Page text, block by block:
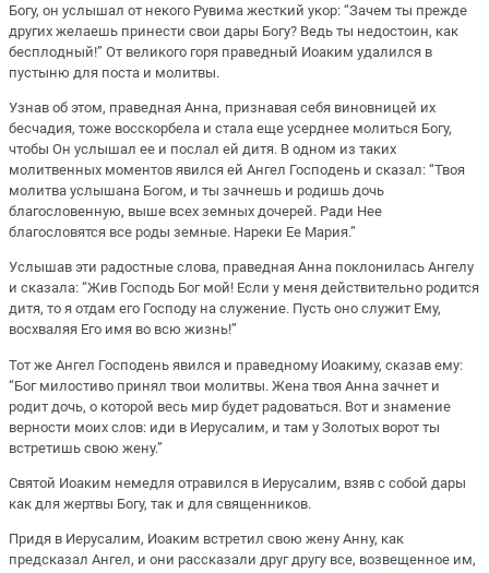
Богу, он услышал от некого Рувима жесткий укор: “Зачем ты прежде
других желаешь принести свои дары Богу? Ведь ты недостоин, как
бесплодный!” От великого горя праведный Иоаким удалился в
пустыню для поста и молитвы.
Узнав об этом, праведная Анна, признавая себя виновницей их
бесчадия, тоже восскорбела и стала еще усерднее молиться Богу,
чтобы Он услышал ее и послал ей дитя. В одном из таких
молитвенных моментов явился ей Ангел Господень и сказал: “Твоя
молитва услышана Богом, и ты зачнешь и родишь дочь
благословенную, выше всех земных дочерей. Ради Нее
благословятся все роды земные. Нареки Ее Мария.”
Услышав эти радостные слова, праведная Анна поклонилась Ангелу
и сказала: “Жив Господь Бог мой! Если у меня действительно родится
дитя, то я отдам его Господу на служение. Пусть оно служит Ему,
восхваляя Его имя во всю жизнь!”
Тот же Ангел Господень явился и праведному Иоакиму, сказав ему:
“Бог милостиво принял твои молитвы. Жена твоя Анна зачнет и
родит дочь, о которой весь мир будет радоваться. Вот и знамение
верности моих слов: иди в Иерусалим, и там у Золотых ворот ты
встретишь свою жену.”
Святой Иоаким немедля отравился в Иерусалим, взяв с собой дары
как для жертвы Богу, так и для священников.
Придя в Иерусалим, Иоаким встретил свою жену Анну, как
предсказал Ангел, и они рассказали друг другу все, возвещенное им,